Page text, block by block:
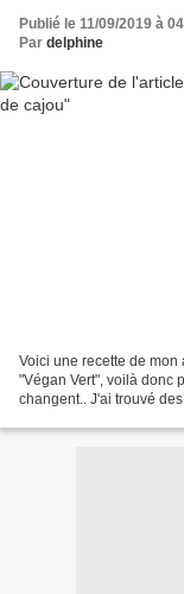
Publié le 11/09/2019 à
Par delphine
Voici une recette de mon
"Végan Vert", voilà donc
changent.. J'ai trouvé